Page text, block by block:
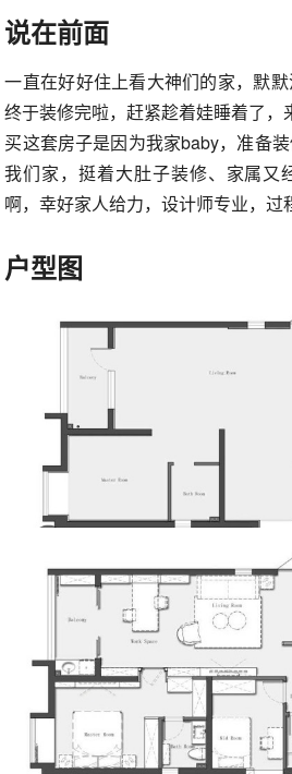
说在前面
一直在好好住上看大神们的家，默
终于装修完啦，赶紧趁着娃睡着了，
买这套房子是因为我家baby，准备
我们家，挺着大肚子装修、家属又
啊，幸好家人给力，设计师专业，过
户型图